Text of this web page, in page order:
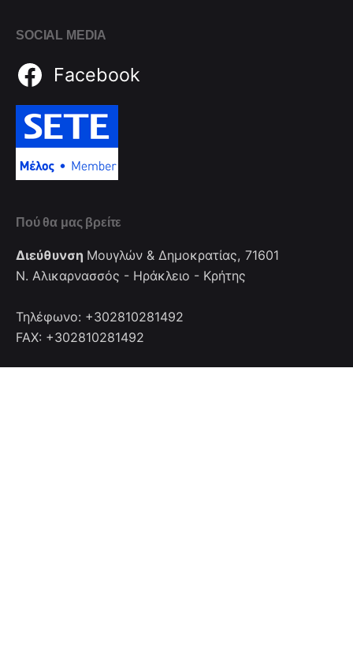
SOCIAL MEDIA
Facebook
Πού θα μας βρείτε
Διεύθυνση Μουγλών & Δημοκρατίας, 71601
Ν. Αλικαρνασσός - Ηράκλειο - Κρήτης
Τηλέφωνο: +302810281492
FAX: +302810281492